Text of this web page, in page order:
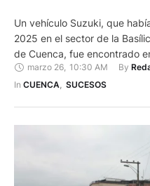
Un vehículo Suzuki, que
2025 en el sector de la
de Cuenca, fue encontrado
encontró la mañana de este
Parque Miraflores. De
marzo 26 10:30 AM By
In CUENCA, SUCESOS